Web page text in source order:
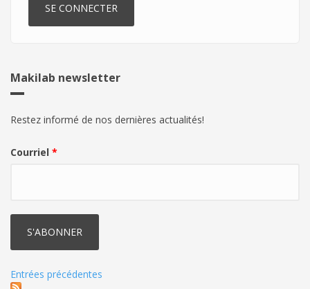
Makilab newsletter
Restez informé de nos dernières actualités!
Courriel *
Entrées précédentes